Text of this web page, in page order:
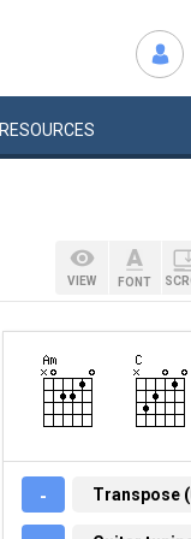
RESOURCES
VIEW FONT
- TRANSPOSE
Transpose